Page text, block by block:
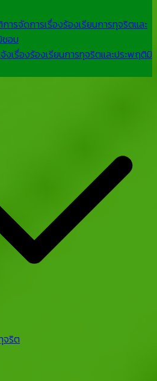
ารจัดการเรื่องร้องเรียนการทุจริตและ
อบ
งเรื่องร้องเรียนการทุจริตและประพฤติมิ
จริต